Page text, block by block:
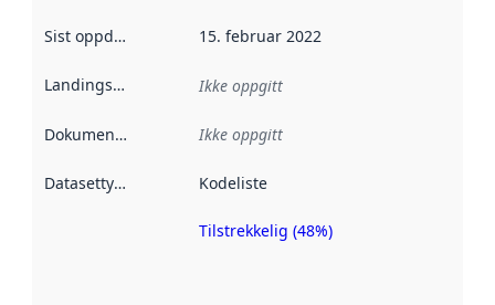
Sist oppdatert 15. februar 2022
Landingsside Ikke oppgitt
Dokumentasjon Ikke oppgitt
Datasettype Kodeliste
Metadatakvalitet
Tilstrekkelig (48%)